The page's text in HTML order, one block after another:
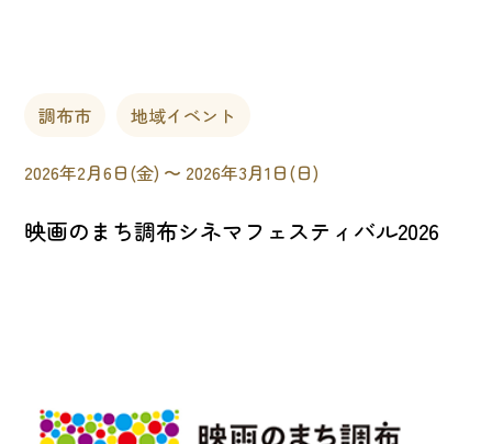
調布市 地域イベント
2026年2月6日(金) 〜 2026年3月1日(日)
映画のまち調布シネマフェスティバル2026